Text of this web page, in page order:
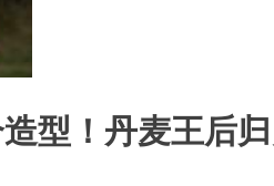
型！丹麦王后